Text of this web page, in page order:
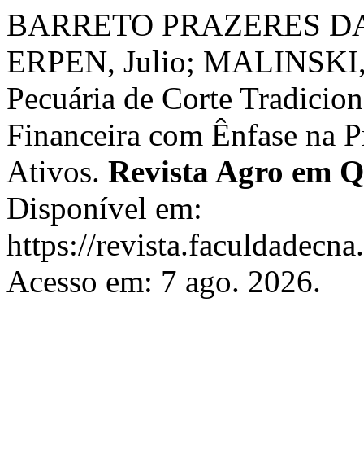
BARRETO PRAZERES
ERPEN, Julio; MALINSKI,
Pecuária de Corte
Financeira com Ênfase na
Ativos. Revista Agro em
Disponível em:
https://
Acesso em: 7 ago. 2026.